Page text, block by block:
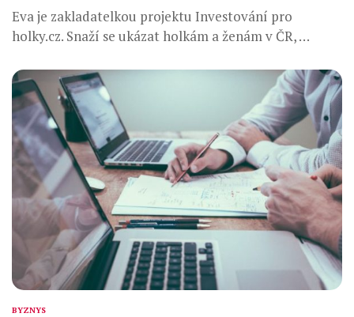
Eva je zakladatelkou projektu Investování pro
holky.cz. Snaží se ukázat holkám a ženám v ČR, …
BYZNYS